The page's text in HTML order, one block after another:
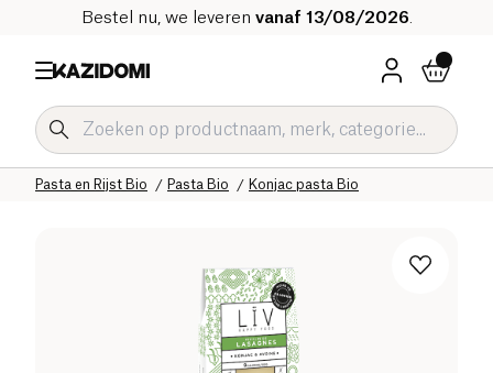
Bestel nu, we leveren vanaf 13/08/2026
Konjac pasta Bio
Pasta Bio
Pasta en Rijst Bio
Zoute Kruidenierswaren Bio
Home